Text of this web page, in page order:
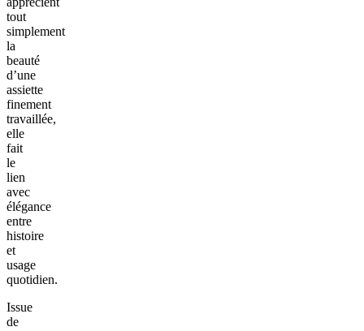
tout
simplement
la
beauté
d’une
assiette
finement
travaillée,
elle
fait
le
lien
avec
élégance
entre
histoire
et
usage
quotidien.
Issue
de